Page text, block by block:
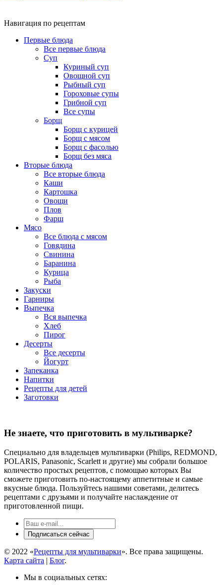
Навигация по рецептам
Первые блюда
Все первые блюда
Суп
Куриный суп
Овощной суп
Рыбный суп
Гороховые супы
Грибной суп
Все супы
Борщ
Борщ с курицей
Борщ с мясом
Борщ с фасолью
Борщ без мяса
Вторые блюда
Все вторые блюда
Каши
Картошка
Овощи
Плов
Фарш
Мясо
Все блюда с мясом
Говядина
Свинина
Баранина
Курица
Рыба
Закуски
Гарниры
Выпечка
Вся выпечка
Хлеб
Пирог
Десерты
Все десерты
Йогурт
Запеканка
Напитки
Рецепты для детей
Заготовки
Не знаете, что приготовить в мультиварке?
Специально для владельцев мультиварки (Philips, REDMOND,
POLARIS, Panasonic, Scarlett и другие) мы собрали большое
количество простых рецептов, с помощью которых Вы
сможете приготовить по-настоящему аппетитные и самые
вкусные блюда. Пользуйтесь нашими советами, делитесь
рецептами с друзьями и получайте наслаждение от
приготовленной пищи.
© 2022 «Рецепты для мультиварки». Все права защищены.
Карта сайта | Блог.
Мы в социальных сетях: